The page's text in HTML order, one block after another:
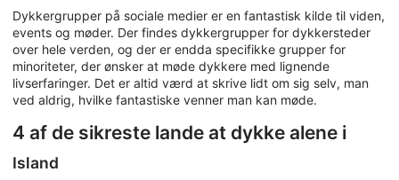
Dykkergrupper på sociale medier er en fantastisk kilde til viden,
events og møder. Der findes dykkergrupper for dykkersteder
over hele verden, og der er endda specifikke grupper for
minoriteter, der ønsker at møde dykkere med lignende
livserfaringer. Det er altid værd at skrive lidt om sig selv, man
ved aldrig, hvilke fantastiske venner man kan møde.
4 af de sikreste lande at dykke alene i
Island